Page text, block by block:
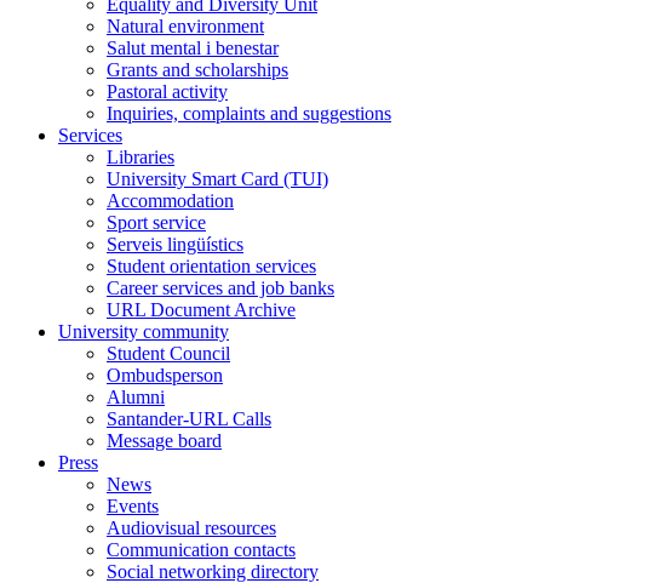
Natural environment
Salut mental i benestar
Grants and scholarships
Pastoral activity
Inquiries, complaints and suggestions
Services
Libraries
University Smart Card (TUI)
Accommodation
Sport service
Serveis lingüístics
Student orientation services
Career services and job banks
URL Document Archive
University community
Student Council
Ombudsperson
Alumni
Santander-URL Calls
Message board
Press
News
Events
Audiovisual resources
Communication contacts
Social networking directory